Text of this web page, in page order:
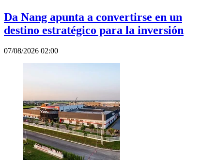
Da Nang apunta a convertirse en un
destino estratégico para la inversión
07/08/2026 02:00